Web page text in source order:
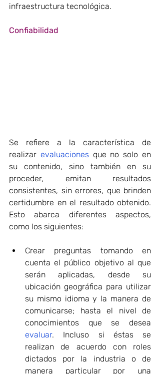
infraestructura tecnológica.
Confiabilidad
Se refiere a la característica de
realizar evaluaciones que no solo en
su contenido, sino también en su
proceder, emitan resultados
consistentes, sin errores, que brinden
certidumbre en el resultado obtenido.
Esto abarca diferentes aspectos,
como los siguientes:
Crear preguntas tomando en
cuenta el público objetivo al que
serán aplicadas, desde su
ubicación geográfica para utilizar
su mismo idioma y la manera de
comunicarse; hasta el nivel de
evaluar. Incluso si éstas se
realizan de acuerdo con roles
dictados por la industria o de
manera particular por una